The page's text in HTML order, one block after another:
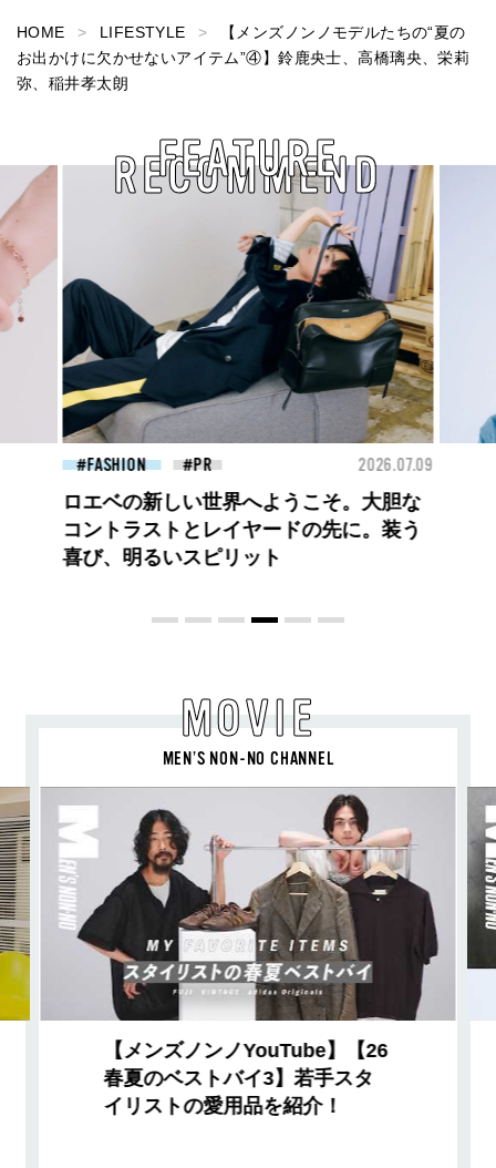
HOME LIFESTYLE
【メンズノンノモデルたちの“夏の
お出かけに欠かせないアイテム”④】鈴鹿央士、高橋璃央、栄莉
弥、稲井孝太朗
RECOMMEND
FEATURE
BEAUTY 2026.07.09
夏のパーマ、さらにあか抜け。N.（エヌ
ドット）のスタイリングアイテムで作る
旬ヘアのテクニックを、人気３サロンに
MOVIE
MEN’S NON-NO CHANNEL
【メンズノンノYouTube】【26
春夏のベストバイ3】若手スタ
イリストの愛用品を紹介！